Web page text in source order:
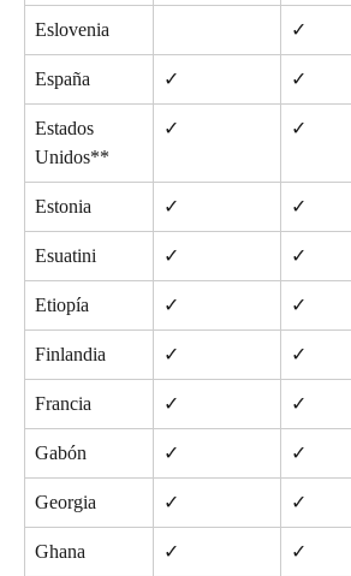
Eslovenia ✓
España ✓ ✓
Estados
Unidos**
✓ ✓
Estonia ✓ ✓
Esuatini ✓ ✓
Etiopía ✓ ✓
Finlandia ✓ ✓
Francia ✓ ✓
Gabón ✓ ✓
Georgia ✓ ✓
Ghana ✓ ✓